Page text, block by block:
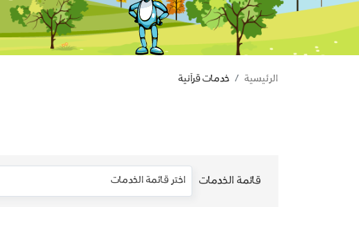
الرئيسية خدمات قرآنية
قائمة الخدمات اختر قائمة الخدمات